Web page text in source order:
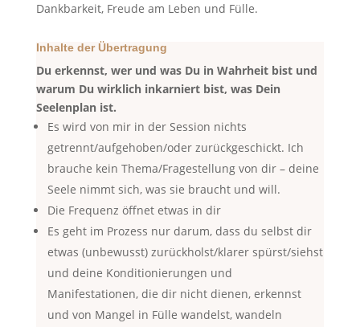
Dankbarkeit, Freude am Leben und Fülle.
Inhalte der Übertragung
Du erkennst, wer und was Du in Wahrheit bist und
warum Du wirklich inkarniert bist, was Dein
Seelenplan ist.
Es wird von mir in der Session nichts
getrennt/aufgehoben/oder zurückgeschickt. Ich
brauche kein Thema/Fragestellung von dir – deine
Seele nimmt sich, was sie braucht und will.
Die Frequenz öffnet etwas in dir
Es geht im Prozess nur darum, dass du selbst dir
etwas (unbewusst) zurückholst/klarer spürst/siehst
und deine Konditionierungen und
Manifestationen, die dir nicht dienen, erkennst
und von Mangel in Fülle wandelst, wandeln